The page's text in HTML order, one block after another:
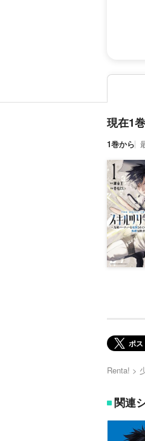
現在1巻
1巻から
ポス
Renta!
関連